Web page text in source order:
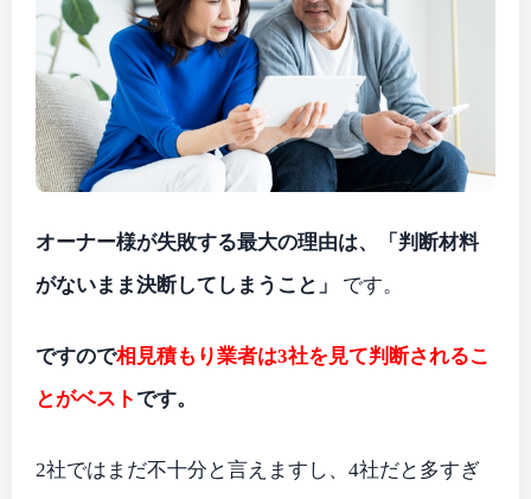
オーナー様が失敗する最大の理由は、「判断材料
がないまま決断してしまうこと」
です。
ですので相見積もり業者は3社を見て判断されるこ
とがベストです。
2社ではまだ不十分と言えますし、4社だと多すぎ